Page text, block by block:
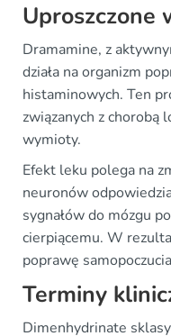
Uproszczone
Dramamine, z
działa na organizm
histaminowych. Ten
związanych z chorobą
wymioty.
Efekt leku polega na
neuronów
sygnałów do mózgu
cierpiącemu. W
poprawę
Terminy
Dimenhydrinate